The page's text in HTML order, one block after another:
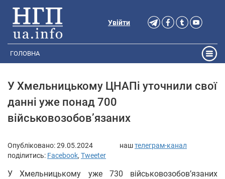
Увійти
ГОЛОВНА
У Хмельницькому ЦНАПі уточнили свої
данні уже понад 700
військовозобов’язаних
Опубліковано:29.05.2024 наштелеграм-канал
поділитись: Facebook, Tweeter
У Хмельницькому уже 730 військовозобов’язаних